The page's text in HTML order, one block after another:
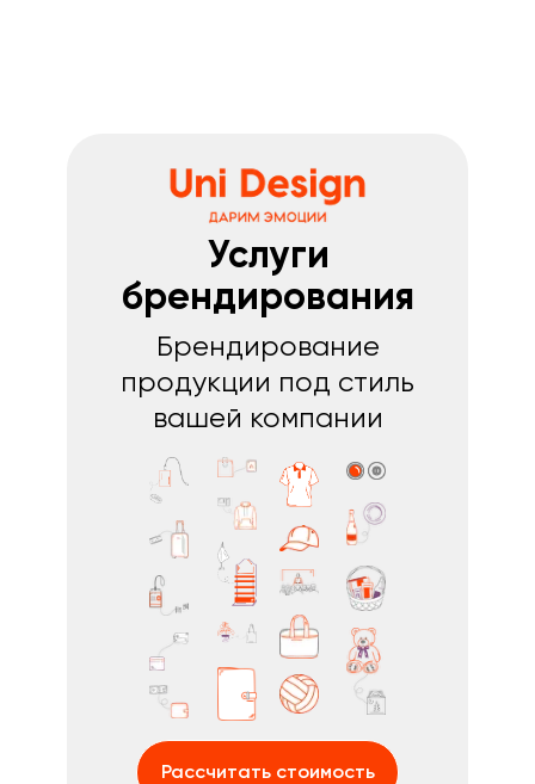
Рассчитать стоимость
Брендирование
продукции под стиль
вашей компании
Услуги
брендирования